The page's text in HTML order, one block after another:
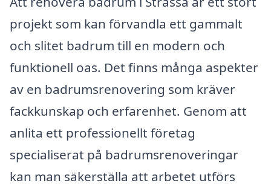
projekt som kan förvandla ett gammalt
och slitet badrum till en modern och
funktionell oas. Det finns många aspekter
av en badrumsrenovering som kräver
fackkunskap och erfarenhet. Genom att
anlita ett professionellt företag
specialiserat på badrumsrenoveringar
kan man säkerställa att arbetet utförs